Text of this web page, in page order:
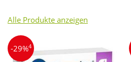
Alle Produkte anzeigen
-29%4